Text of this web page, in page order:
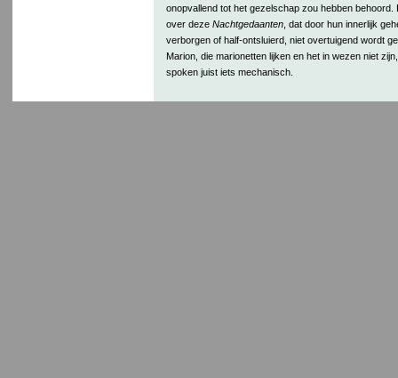
onopvallend tot het gezelschap zou hebben behoord.
over deze Nachtgedaanten, dat door hun innerlijk
verborgen of half-ontsluierd, niet overtuigend wordt
Marion, die marionetten lijken en het in wezen niet
spoken juist iets mechanisch.